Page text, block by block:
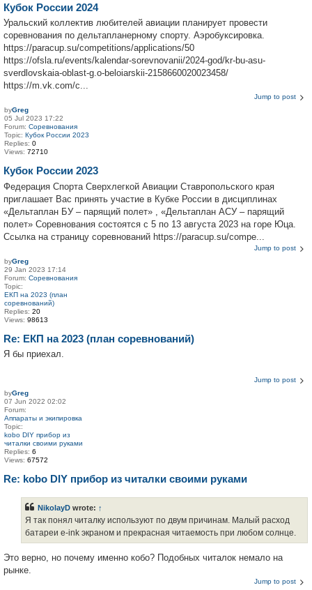
Кубок России 2024
Уральский коллектив любителей авиации планирует провести
соревнования по дельтапланерному спорту. Аэробуксировка.
https://paracup.su/competitions/applications/50
https://ofsla.ru/events/kalendar-sorevnovanii/2024-god/kr-bu-asu-
sverdlovskaia-oblast-g.o-beloiarskii-2158660020023458/
https://m.vk.com/c...
Jump to post
byGreg
05 Jul 2023 17:22
Forum: Соревнования
Topic: Кубок России 2023
Replies: 0
Views: 72710
Кубок России 2023
Федерация Спорта Сверхлегкой Авиации Ставропольского края
приглашает Вас принять участие в Кубке России в дисциплинах
«Дельтаплан БУ – парящий полет» , «Дельтаплан АСУ – парящий
полет» Соревнования состоятся с 5 по 13 августа 2023 на горе Юца.
Ссылка на страницу соревнований https://paracup.su/compe...
Jump to post
byGreg
29 Jan 2023 17:14
Forum: Соревнования
Topic:
ЕКП на 2023 (план
соревнований)
Replies: 20
Views: 98613
Re: ЕКП на 2023 (план соревнований)
Я бы приехал.
Jump to post
byGreg
07 Jun 2022 02:02
Forum:
Аппараты и экипировка
Topic:
kobo DIY прибор из
читалки своими руками
Replies: 6
Views: 67572
Re: kobo DIY прибор из читалки своими руками
NikolayD wrote: ↑
Я так понял читалку используют по двум причинам. Малый расход
батареи e-ink экраном и прекрасная читаемость при любом солнце.
Это верно, но почему именно кобо? Подобных читалок немало на
рынке.
Jump to post